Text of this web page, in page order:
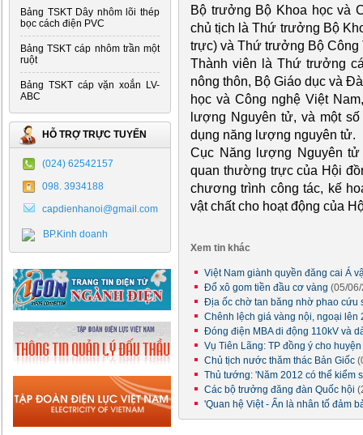
Bảng TSKT Dây nhôm lõi thép
bọc cách điện PVC
Bảng TSKT cáp nhôm trần một
ruột
Bảng TSKT cáp vặn xoắn LV-
ABC
HỖ TRỢ TRỰC TUYẾN
(024) 62542157
098. 3934188
capdienhanoi@gmail.com
BP.Kinh doanh
Bộ trưởng Bộ Khoa học và
chủ tịch là Thứ trưởng Bộ
trực) và Thứ trưởng Bộ
Thành viên là Thứ trưởng
nông thôn, Bộ Giáo dục và
học và Công nghệ Việt
lượng Nguyên tử, và một
dụng năng lượng nguyên tử.
Cục Năng lượng Nguyên
quan thường trực của Hội
chương trình công tác, kế
vật chất cho hoạt động của
Xem tin khác
Việt Nam giành quyền đăng cai Á
Đổ xô gom tiền đầu cơ vàng (05/
Địa ốc chờ tan băng nhờ phao cứu
Chênh lệch giá vàng nội, ngoại lên
Đóng điện MBA di động 110kV và
Vụ Tiên Lãng: TP đồng ý cho
Chủ tịch nước thăm thác Bản Giốc
Thủ tướng: 'Năm 2012 có thể kiểm
Các bộ trưởng đăng đàn Quốc hội
'Quan hệ Việt - Ấn là nhân tố đảm